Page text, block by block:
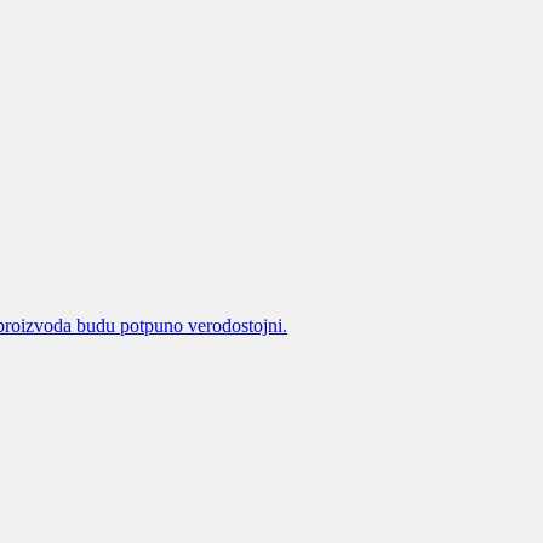
budu potpuno verodostojni.